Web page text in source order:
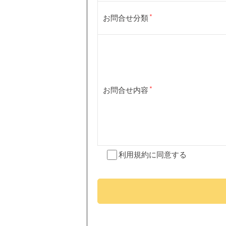
お問合せ分類
お問合せ内容
利用規約に同意する